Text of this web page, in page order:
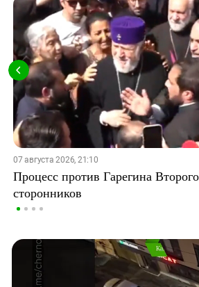
07 августа 2026, 21:10
Процесс против Гарегина
сторонников